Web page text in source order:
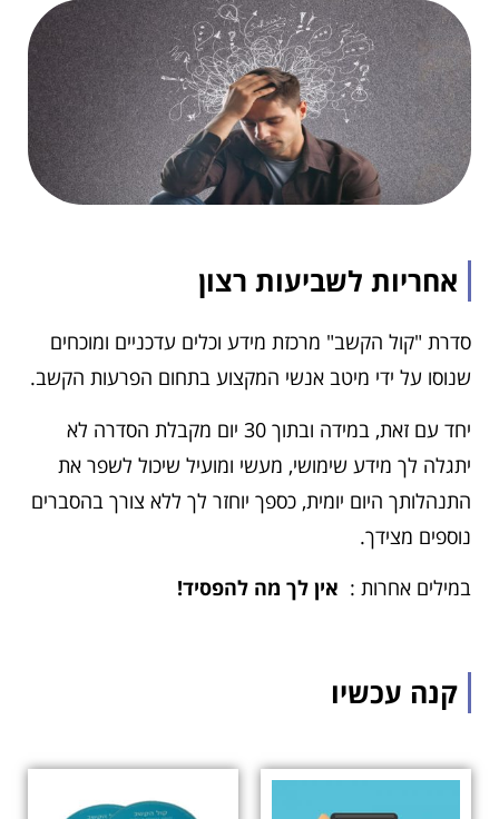
אחריות לשביעות רצון
סדרת "קול הקשב" מרכזת מידע וכלים עדכניים ומוכחים
שנוסו על ידי מיטב אנשי המקצוע בתחום הפרעות הקשב.
יחד עם זאת, במידה ובתוך 30 יום מקבלת הסדרה לא
יתגלה לך מידע שימושי, מעשי ומועיל שיכול לשפר את
התנהלותך היום יומית, כספך יוחזר לך ללא צורך בהסברים
נוספים מצידך.
במילים אחרות : אין לך מה להפסיד!
קנה עכשיו